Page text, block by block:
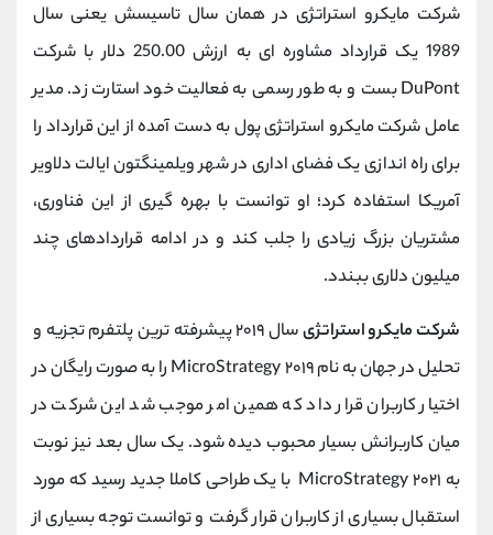
شرکت مایکرو استراتژی در همان سال تاسیسش یعنی سال
1989 یک قرارداد مشاوره ای به ارزش 250.00 دلار با شرکت
DuPontبست و به طور رسمی به فعالیت خود استارت زد. مدیر
عامل شرکت مایکرو استراتژی پول به دست آمده از این قرارداد را
برای راه اندازی یک فضای اداری در شهر ویلمینگتون ایالت دلاویر
آمریکا استفاده کرد؛ او توانست با بهره گیری از این فناوری،
مشتریان بزرگ زیادی را جلب کند و در ادامه قراردادهای چند
میلیون دلاری ببندد.
شرکت مایکرو استراتژی
سال ۲۰۱۹ پیشرفته ‌ترین پلتفرم تجزیه و
تحلیل در جهان به نام ۲۰۱۹
MicroStrategy را به صورت رایگان در
اختیار کاربران قرار داد که همین امر موجب شد این شرکت در
میان کاربرانش بسیار محبوب دیده شود. یک سال بعد نیز نوبت
به ۲۰۲۱
MicroStrategy با یک طراحی کاملا جدید رسید که مورد
استقبال بسیاری از کاربران قرار گرفت و توانست توجه بسیاری از